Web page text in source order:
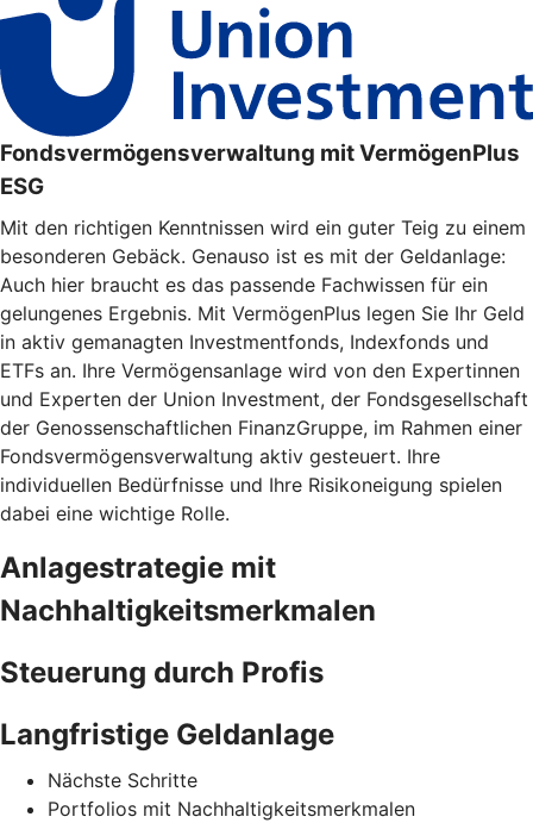
Fondsvermögensverwaltung mit VermögenPlus
ESG
Mit den richtigen Kenntnissen wird ein guter Teig zu einem
besonderen Gebäck. Genauso ist es mit der Geldanlage:
Auch hier braucht es das passende Fachwissen für ein
gelungenes Ergebnis. Mit VermögenPlus legen Sie Ihr Geld
in aktiv gemanagten Investmentfonds, Indexfonds und
ETFs an. Ihre Vermögensanlage wird von den Expertinnen
und Experten der Union Investment, der Fondsgesellschaft
der Genossenschaftlichen FinanzGruppe, im Rahmen einer
Fondsvermögensverwaltung aktiv gesteuert. Ihre
individuellen Bedürfnisse und Ihre Risikoneigung spielen
dabei eine wichtige Rolle.
Anlagestrategie mit
Nachhaltigkeitsmerkmalen
Steuerung durch Profis
Langfristige Geldanlage
Nächste Schritte
Portfolios mit Nachhaltigkeitsmerkmalen